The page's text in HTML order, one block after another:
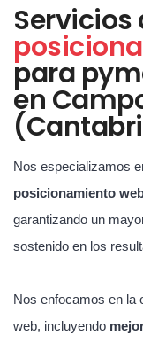
Servicios
para
en
Nos especializamos
posicionamiento
garantizando un
sostenido en los
Nos enfocamos en la
web, incluyendo